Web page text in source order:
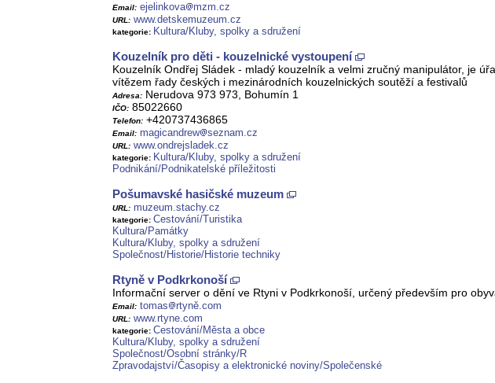
Email: ejelinkova mzm.cz
URL: www.detskemuzeum.cz
kategorie: Kultura/Kluby, spolky a sdružení
Kouzelník pro děti - kouzelnické vystoupení
Kouzelník Ondřej Sládek - mladý kouzelník a velmi zručný manipulátor, je
vítězem řady českých i mezinárodních kouzelnických soutěží a festivalů
Adresa: Nerudova 973 973, Bohumín 1
IČO: 85022660
Telefon: +420737436865
Email: magicandrew seznam.cz
URL: www.ondrejsladek.cz
kategorie: Kultura/Kluby, spolky a sdružení
Podnikání/Podnikatelské příležitosti
Pošumavské hasičské muzeum
URL: muzeum.stachy.cz
kategorie: Cestování/Turistika
Kultura/Památky
Kultura/Kluby, spolky a sdružení
Společnost/Historie/Historie techniky
Rtyně v Podkrkonoší
Informační server o dění ve Rtyni v Podkrkonoší, určený především pro
Email: tomas rtyně.com
URL: www.rtyne.com
kategorie: Cestování/Města a obce
Kultura/Kluby, spolky a sdružení
Společnost/Osobní stránky/R
Zpravodajství/Časopisy a elektronické noviny/Společenské